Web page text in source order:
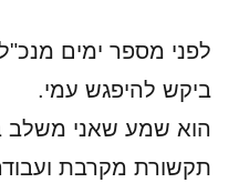
לפני מספר ימים
ביקש להיפגש עמי.
הוא שמע שאני משלב
תקשורת מקרבת